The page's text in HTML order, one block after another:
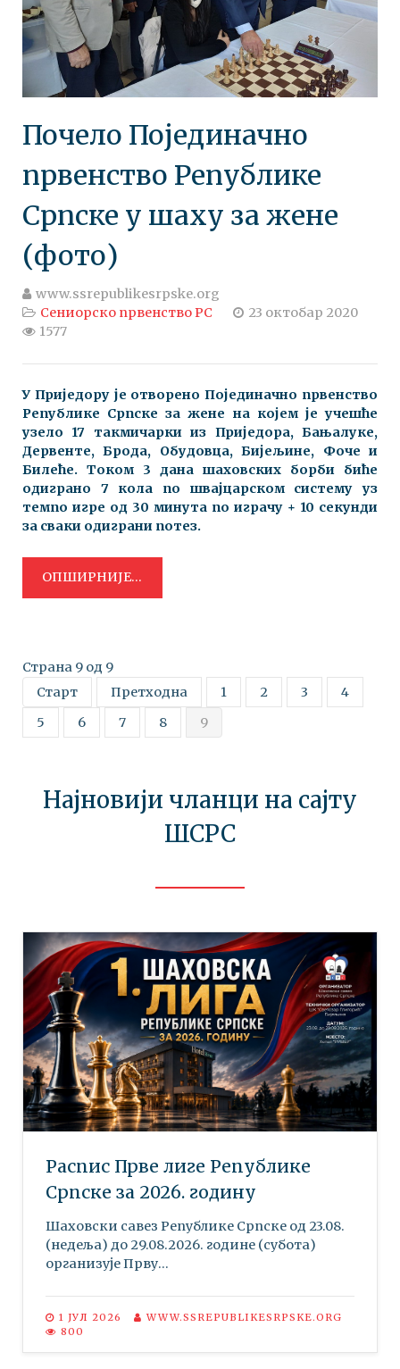
Почело Појединачно
првенство Републике
Српске у шаху за жене
(фото)
www.ssrepublikesrpske.org
Сениорско првенство РС
23 октобар 2020
1577
У Приједору је отворено Појединачно првенство
Републике Српске за жене на којем је учешће
узело 17 такмичарки из Приједора, Бањалуке,
Дервенте, Брода, Обудовца, Бијељине, Фоче и
Билеће. Током 3 дана шаховских борби биће
одиграно 7 кола по швајцарском систему уз
темпо игре од 30 минута по играчу + 10 секунди
за сваки одиграни потез.
ОПШИРНИЈЕ...
Страна 9 од 9
Старт
Претходна 1 2 3
4
5
6 7 8 9
Најновији чланци на сајту
ШСРС
Распис Прве лиге Републике
Српске за 2026. годину
Шаховски савез Републике Српске oд 23.08.
(недеља) до 29.08.2026. године (субота)
организује Прву...
1 ЈУЛ 2026
WWW.SSREPUBLIKESRPSKE.ORG
800